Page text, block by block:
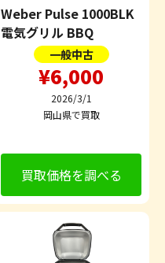
Weber Pulse 1000BLK
電気グリル BBQ
一般中古
¥6,000
2026/3/1
岡山県で買取
買取価格を調べる